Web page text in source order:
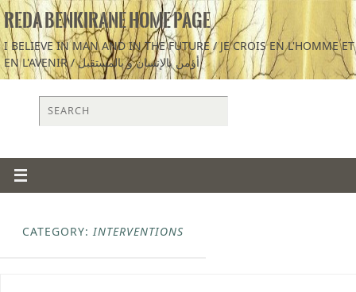
REDA BENKIRANE HOME PAGE
I BELIEVE IN MAN AND IN THE FUTURE / JE CROIS EN L'HOMME ET
EN L'AVENIR / أؤمن بالإنسان و بالمستقبل
CATEGORY: INTERVENTIONS